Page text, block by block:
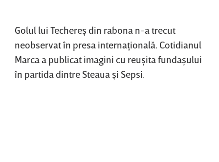
Golul lui Techereş din rabona n-a trecut
neobservat în presa internaţională. Cotidianul
Marca a publicat imagini cu reuşita fundaşului
în partida dintre Steaua şi Sepsi.